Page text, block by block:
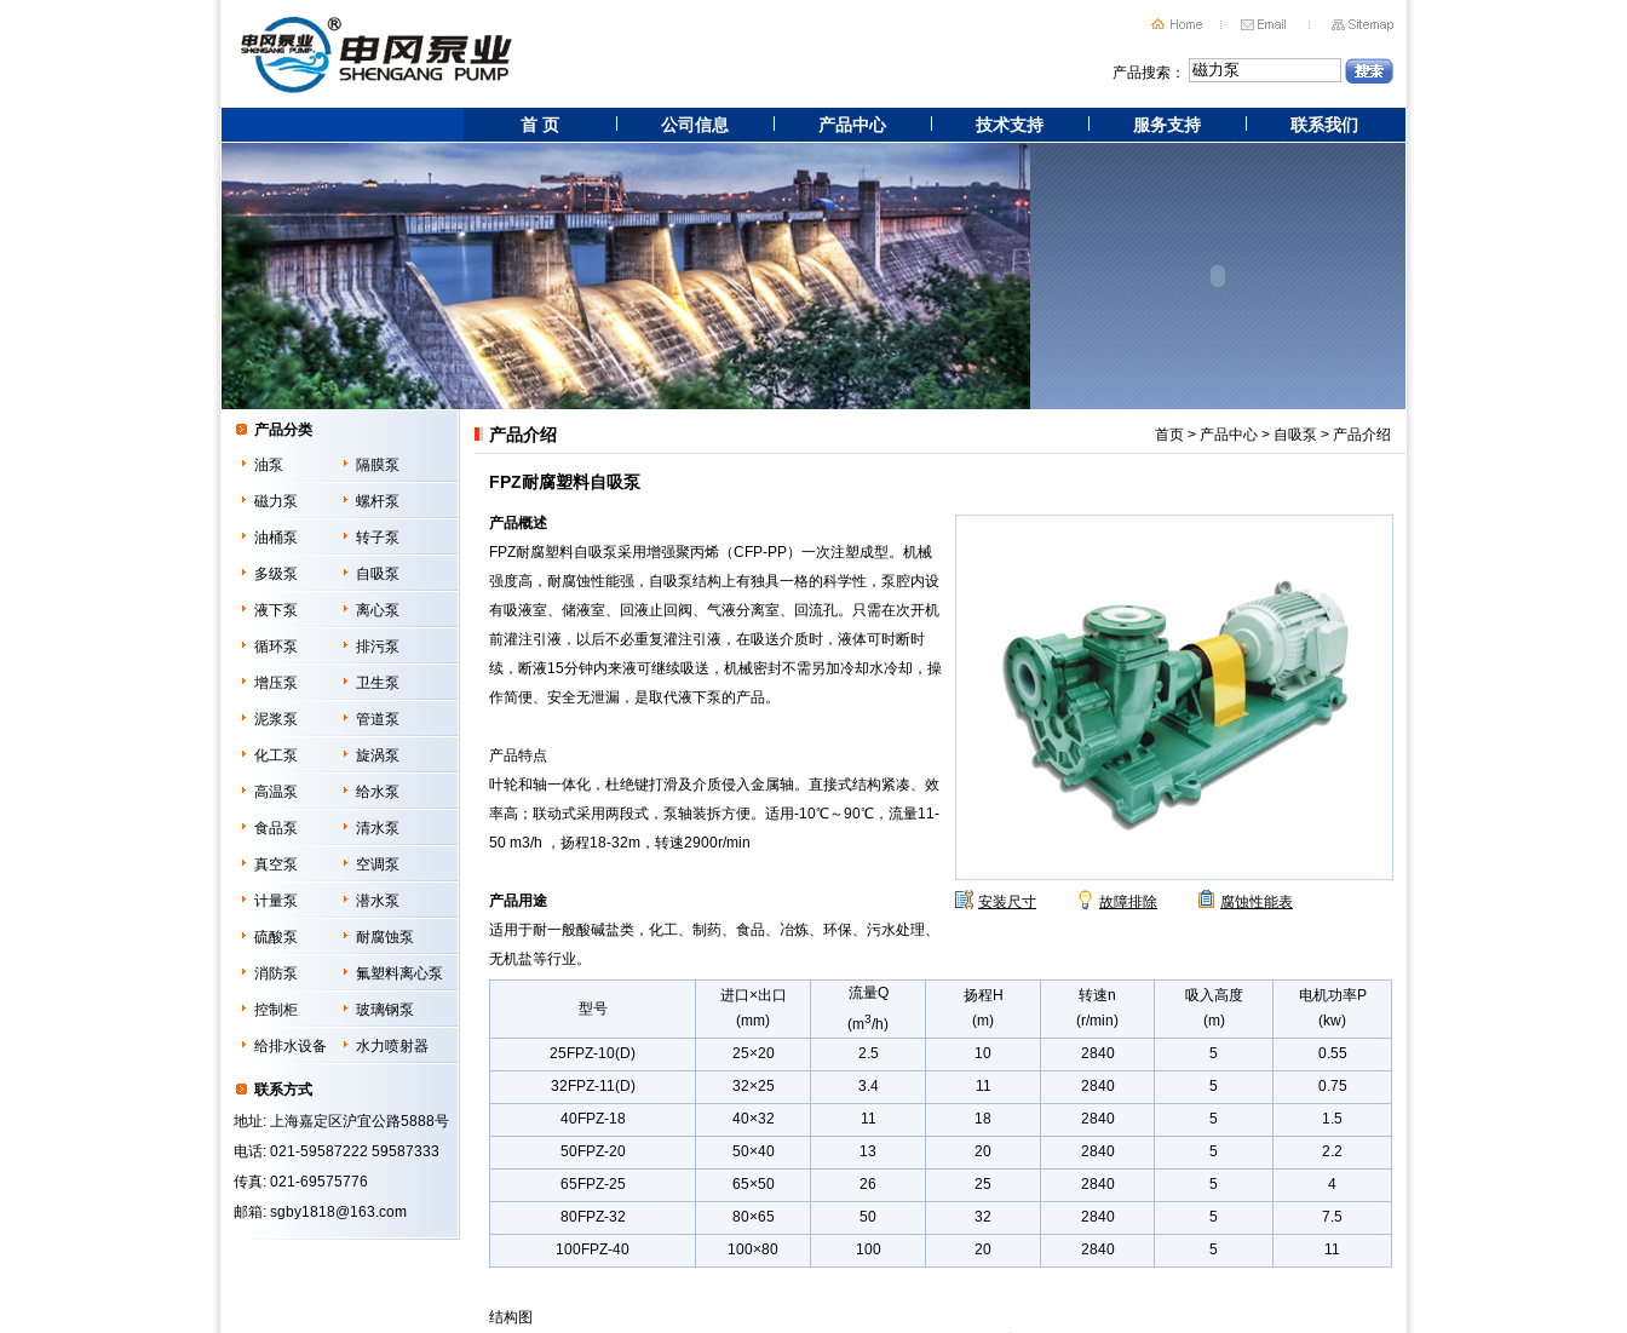
产品搜索：
首 页 公司信息 产品中心 技术支持 服务支持 联系我们
产品分类
油泵 隔膜泵
磁力泵 螺杆泵
油桶泵 转子泵
多级泵 自吸泵
液下泵 离心泵
循环泵 排污泵
增压泵 卫生泵
泥浆泵 管道泵
化工泵 旋涡泵
高温泵 给水泵
食品泵 清水泵
真空泵 空调泵
计量泵 潜水泵
硫酸泵 耐腐蚀泵
消防泵 氟塑料离心泵
控制柜 玻璃钢泵
给排水设备 水力喷射器
联系方式
地址: 上海嘉定区沪宜公路5888号
电话: 021-59587222 59587333
传真: 021-69575776
邮箱: sgby1818@163.com
产品介绍 首页 > 产品中心 > 自吸泵 > 产品介绍
FPZ耐腐塑料自吸泵
安装尺寸 故障排除 腐蚀性能表
产品概述
FPZ耐腐塑料自吸泵采用增强聚丙烯（CFP-PP）一次注塑成型。机械
强度高，耐腐蚀性能强，自吸泵结构上有独具一格的科学性，泵腔内设
有吸液室、储液室、回液止回阀、气液分离室、回流孔。只需在次开机
前灌注引液，以后不必重复灌注引液，在吸送介质时，液体可时断时
续，断液15分钟内来液可继续吸送，机械密封不需另加冷却水冷却，操
作简便、安全无泄漏，是取代液下泵的产品。
产品特点
叶轮和轴一体化，杜绝键打滑及介质侵入金属轴。直接式结构紧凑、效
率高；联动式采用两段式，泵轴装拆方便。适用-10℃～90℃，流量11-
50 m3/h ，扬程18-32m，转速2900r/min
产品用途
适用于耐一般酸碱盐类，化工、制药、食品、冶炼、环保、污水处理、
无机盐等行业。
型号
进口×出口
(mm)
流量Q
(m3/h)
扬程H
(m)
转速n
(r/min)
吸入高度
(m)
电机功率P
(kw)
25FPZ-10(D) 25×20 2.5 10 2840 5
0.55
32FPZ-11(D) 32×25 3.4 11 2840 5
0.75
40FPZ-18
40×32 11 18 2840 5
1.5
50FPZ-20
50×40 13 20 2840 5
2.2
65FPZ-25
65×50 26 25 2840 5
4
80FPZ-32
80×65 50 32 2840 5
7.5
100FPZ-40
100×80 100 20 2840 5 11
结构图